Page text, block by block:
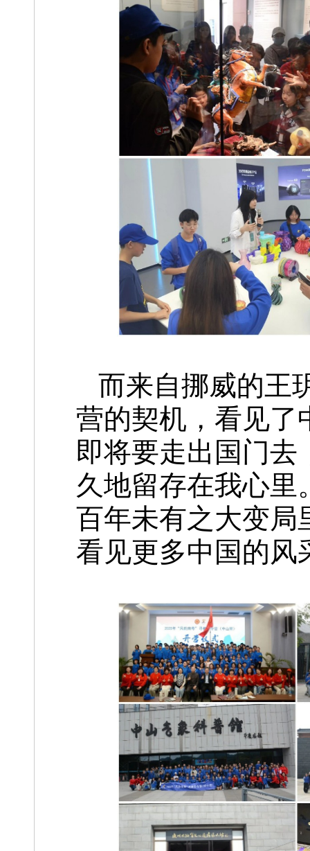
而来自挪威的王
营的契机，看见了
即将要走出国门去
久地留存在我心里
百年未有之大变局
看见更多中国的风